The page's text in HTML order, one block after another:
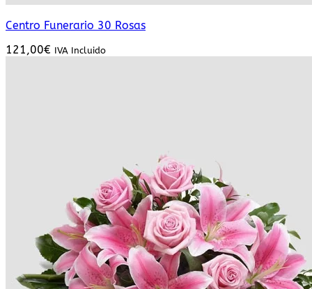
Centro Funerario 30 Rosas
121,00€ IVA Incluido